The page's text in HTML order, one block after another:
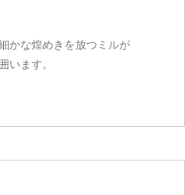
かな煌めきを放つミルが
います。